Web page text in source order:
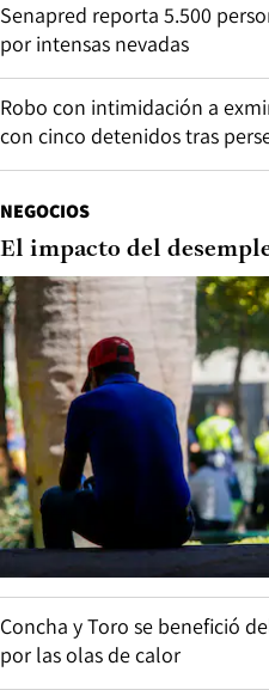
Senapred reporta 5.500
por intensas nevadas
Robo con intimidación a
con cinco detenidos tras
NEGOCIOS
El impacto del
Concha y Toro se benefició
por las olas de calor